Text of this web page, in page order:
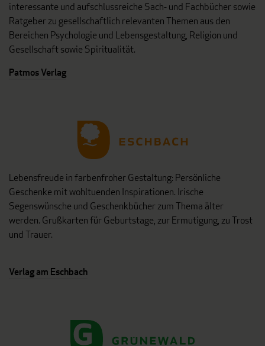
interessante und aufschlussreiche Sach- und Fachbücher sowie
Ratgeber zu gesellschaftlich relevanten Themen aus den
Bereichen Psychologie und Lebensgestaltung, Religion und
Gesellschaft sowie Spiritualität.
Patmos Verlag
Lebensfreude in farbenfroher Gestaltung: Persönliche
Geschenke mit wohltuenden Inspirationen. Irische
Segenswünsche und Geschenkbücher zum Thema älter
werden. Grußkarten für Geburtstage, zur Ermutigung, zu Trost
und Trauer.
Verlag am Eschbach